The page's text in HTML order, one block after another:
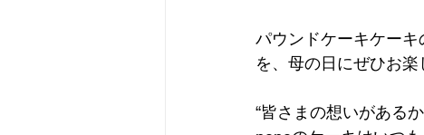
パウンドケーキケー
を、母の日にぜひお楽
“皆さまの想いがあるか